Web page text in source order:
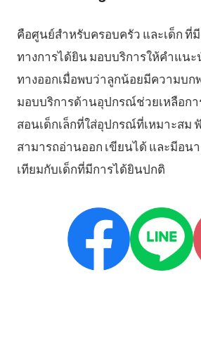
คือศูนย์สำหรับครอบครัว และเด็ก ที่
ทางการได้ยิน มอบบริการให้คำแนะ
ทางออกเมื่อพบว่าลูกน้อยมีความบก
มอบบริการด้านอุปกรณ์ช่วยเหลือก
สอนเด็กเล็กที่ใส่อุปกรณ์ที่เหมาะสม
สามารถอ่านออก เขียนได้ และมีอน
เทียมกับเด็กที่มีการได้ยินปกติ